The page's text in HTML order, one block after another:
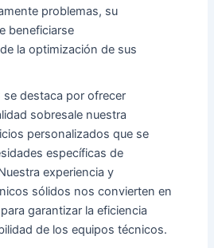
problemas, su
beneficiarse
la optimización de sus
destaca por ofrecer
sobresale nuestra
personalizados que se
específicas de
experiencia y
sólidos nos convierten en
garantizar la eficiencia
de los equipos técnicos.